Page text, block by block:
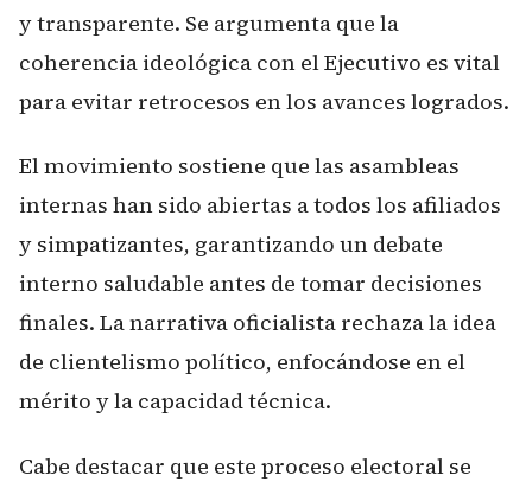
y transparente. Se argumenta que la
coherencia ideológica con el Ejecutivo es vital
para evitar retrocesos en los avances logrados.
El movimiento sostiene que las asambleas
internas han sido abiertas a todos los afiliados
y simpatizantes, garantizando un debate
interno saludable antes de tomar decisiones
finales. La narrativa oficialista rechaza la idea
de clientelismo político, enfocándose en el
mérito y la capacidad técnica.
Cabe destacar que este proceso electoral se